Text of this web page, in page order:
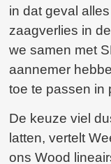
in dat geval
zaagverlies in
we samen met
aannemer
toe te passen in
De keuze viel
latten, vertelt
ons Wood